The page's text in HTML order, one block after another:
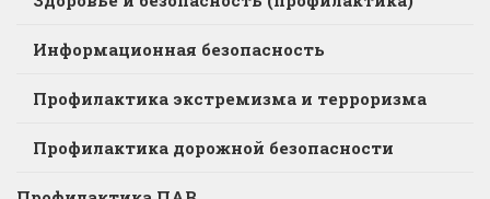
Информационная безопасность
Профилактика экстремизма и терроризма
Профилактика дорожной безопасности